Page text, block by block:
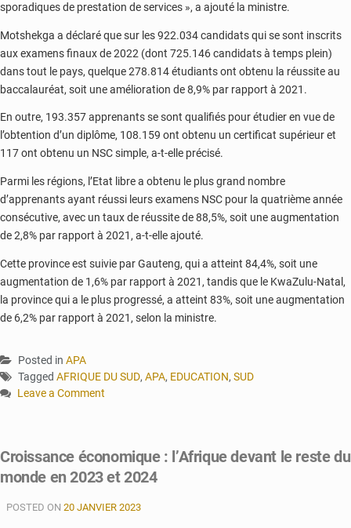
sporadiques de prestation de services », a ajouté la ministre.
Motshekga a déclaré que sur les 922.034 candidats qui se sont inscrits
aux examens finaux de 2022 (dont 725.146 candidats à temps plein)
dans tout le pays, quelque 278.814 étudiants ont obtenu la réussite au
baccalauréat, soit une amélioration de 8,9% par rapport à 2021.
En outre, 193.357 apprenants se sont qualifiés pour étudier en vue de
l’obtention d’un diplôme, 108.159 ont obtenu un certificat supérieur et
117 ont obtenu un NSC simple, a-t-elle précisé.
Parmi les régions, l’Etat libre a obtenu le plus grand nombre
d’apprenants ayant réussi leurs examens NSC pour la quatrième année
consécutive, avec un taux de réussite de 88,5%, soit une augmentation
de 2,8% par rapport à 2021, a-t-elle ajouté.
Cette province est suivie par Gauteng, qui a atteint 84,4%, soit une
augmentation de 1,6% par rapport à 2021, tandis que le KwaZulu-Natal,
la province qui a le plus progressé, a atteint 83%, soit une augmentation
de 6,2% par rapport à 2021, selon la ministre.
Posted in APA
Tagged AFRIQUE DU SUD, APA, EDUCATION, SUD
Leave a Comment
un
taux
aux
Croissance économique : l’Afrique devant le reste du
monde en 2023 et 2024
POSTED ON 20 JANVIER 2023